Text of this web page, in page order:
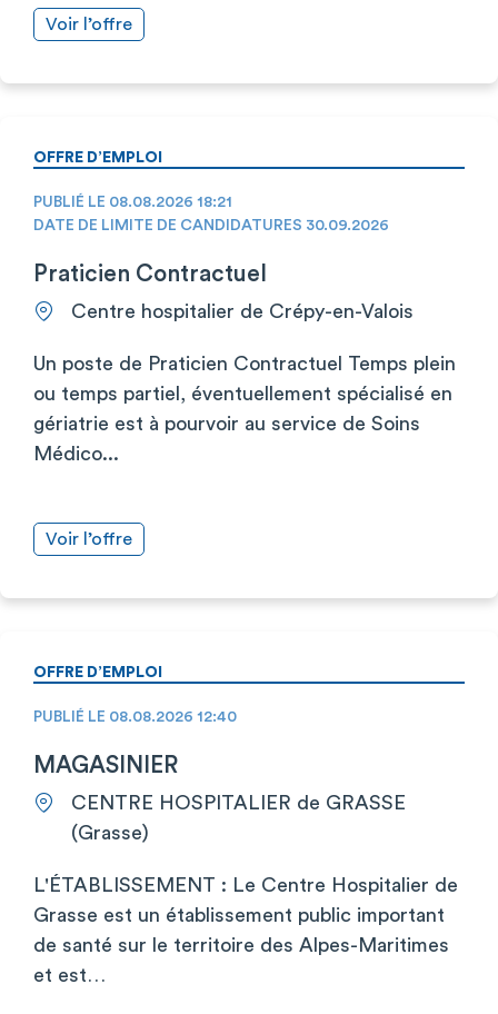
Voir l’offre
OFFRE D’EMPLOI
PUBLIÉ LE 08.08.2026 18:21
DATE DE LIMITE DE CANDIDATURES 30.09.2026
Praticien Contractuel
Centre hospitalier de Crépy-en-Valois
Un poste de Praticien Contractuel Temps plein
ou temps partiel, éventuellement spécialisé en
gériatrie est à pourvoir au service de Soins
Médico...
Voir l’offre
OFFRE D’EMPLOI
PUBLIÉ LE 08.08.2026 12:40
MAGASINIER
CENTRE HOSPITALIER de GRASSE
(Grasse)
L'ÉTABLISSEMENT : Le Centre Hospitalier de
Grasse est un établissement public important
de santé sur le territoire des Alpes-Maritimes
et est…